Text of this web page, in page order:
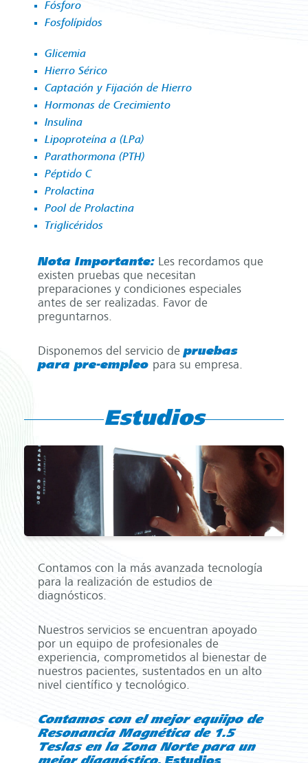
Fósforo
Fosfolípidos
Glicemia
Hierro Sérico
Captación y Fijación de Hierro
Hormonas de Crecimiento
Insulina
Lipoproteína a (LPa)
Parathormona (PTH)
Péptido C
Prolactina
Pool de Prolactina
Triglicéridos
Nota Importante: Les recordamos que
existen pruebas que necesitan
preparaciones y condiciones especiales
antes de ser realizadas. Favor de
preguntarnos.
Disponemos del servicio depruebas
para pre-empleo para su empresa.
Estudios
Contamos con la más avanzada tecnología
para la realización de estudios de
diagnósticos.
Nuestros servicios se encuentran apoyado
por un equipo de profesionales de
experiencia, comprometidos al bienestar de
nuestros pacientes, sustentados en un alto
nivel científico y tecnológico.
Contamos con el mejor equiipo de
Resonancia Magnética de 1.5
Teslas en la Zona Norte para un